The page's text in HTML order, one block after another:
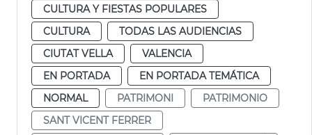
CULTURA Y FIESTAS POPULARES
CULTURA
TODAS LAS AUDIENCIAS
CIUTAT VELLA
VALENCIA
EN PORTADA
EN PORTADA TEMÁTICA
NORMAL
PATRIMONI
PATRIMONIO
SANT VICENT FERRER